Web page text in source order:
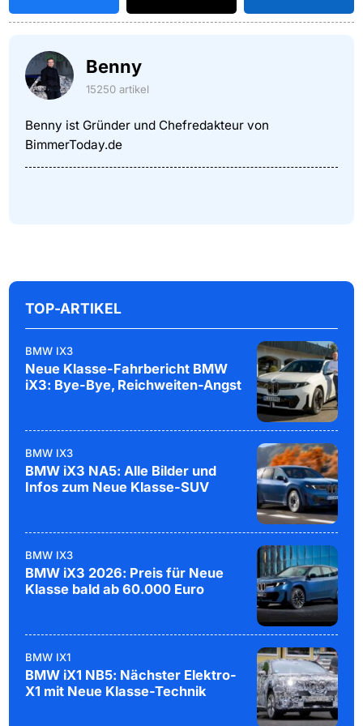
Benny
15250 artikel
Benny ist Gründer und Chefredakteur von
BimmerToday.de
TOP-ARTIKEL
BMW IX3
Neue Klasse-Fahrbericht BMW
iX3: Bye-Bye, Reichweiten-Angst
BMW IX3
BMW iX3 NA5: Alle Bilder und
Infos zum Neue Klasse-SUV
BMW IX3
BMW iX3 2026: Preis für Neue
Klasse bald ab 60.000 Euro
BMW IX1
BMW iX1 NB5: Nächster Elektro-
X1 mit Neue Klasse-Technik